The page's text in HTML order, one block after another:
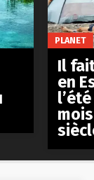
PLANET
Il
en